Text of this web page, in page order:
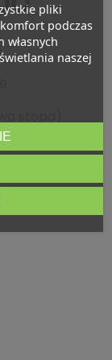
pliki
podczas
naszej